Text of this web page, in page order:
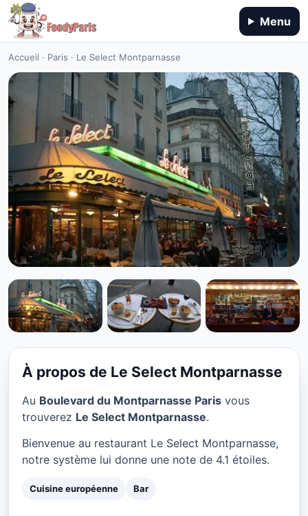
Menu
Accueil · Paris · Le Select Montparnasse
CUISINE EUROPÉENNE
Le Select Montparnasse à
Paris
À propos de Le Select Montparnasse
Au Boulevard du Montparnasse Paris vous
trouverez Le Select Montparnasse.
Bienvenue au restaurant Le Select Montparnasse,
notre système lui donne une note de 4.1 étoiles.
Cuisine européenne Bar